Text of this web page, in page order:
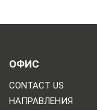
ОФИС
CONTACT US
НАПРАВЛЕНИЯ